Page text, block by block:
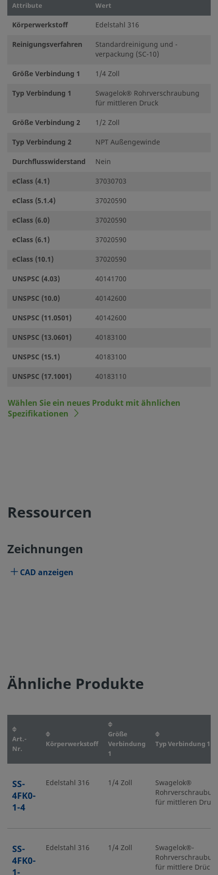
Attribute Wert
Körperwerkstoff
Edelstahl 316
Reinigungsverfahren
Standardreinigung und -
verpackung (SC-10)
Größe Verbindung 1
1/4 Zoll
Typ Verbindung 1
Swagelok® Rohrverschraubung
für mittleren Druck
Größe Verbindung 2
1/2 Zoll
Typ Verbindung 2
NPT Außengewinde
Durchflusswiderstand
Nein
eClass (4.1)
37030703
eClass (5.1.4)
37020590
eClass (6.0)
37020590
eClass (6.1)
37020590
eClass (10.1)
37020590
UNSPSC (4.03)
40141700
UNSPSC (10.0)
40142600
UNSPSC (11.0501)
40142600
UNSPSC (13.0601)
40183100
UNSPSC (15.1)
40183100
UNSPSC (17.1001)
40183110
Wählen Sie ein neues Produkt mit ähnlichen
Spezifikationen
Ressourcen
Zeichnungen
CAD anzeigen
Ähnliche Produkte
Art.-
Nr.
Körperwerkstoff
Größe
Verbindung
1
Typ Verbindung 1
SS-
4FK0-
1-4
Edelstahl 316 1/4 Zoll
Swagelok®
für mittleren Druck
SS-
4FK0-
Edelstahl 316 1/4 Zoll
Swagelok®-
für mittlere Drücke